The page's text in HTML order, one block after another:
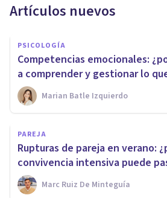
Artículos nuevos
PSICOLOGÍA
Competencias emocionales:
a comprender y gestionar lo
Marian Batle Izquierdo
PAREJA
Rupturas de pareja en verano:
convivencia intensiva puede
Marc Ruiz De Minteguía